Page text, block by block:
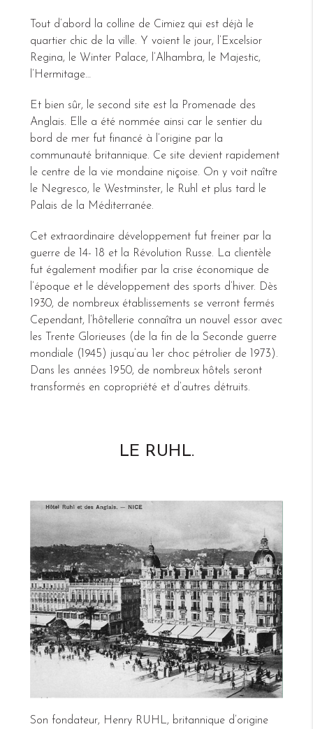
Tout d’abord la colline de Cimiez qui est déjà le
quartier chic de la ville. Y voient le jour, l’Excelsior
Regina, le Winter Palace, l’Alhambra, le Majestic,
l’Hermitage…
Et bien sûr, le second site est la Promenade des
Anglais. Elle a été nommée ainsi car le sentier du
bord de mer fut financé à l’origine par la
communauté britannique. Ce site devient rapidement
le centre de la vie mondaine niçoise. On y voit naître
le Negresco, le Westminster, le Ruhl et plus tard le
Palais de la Méditerranée.
Cet extraordinaire développement fut freiner par la
guerre de 14- 18 et la Révolution Russe. La clientèle
fut également modifier par la crise économique de
l’époque et le développement des sports d’hiver. Dès
1930, de nombreux établissements se verront fermés
Cependant, l’hôtellerie connaîtra un nouvel essor avec
les Trente Glorieuses (de la fin de la Seconde guerre
mondiale (1945) jusqu’au 1er choc pétrolier de 1973).
Dans les années 1950, de nombreux hôtels seront
transformés en copropriété et d’autres détruits.
LE RUHL.
Son fondateur, Henry RUHL, britannique d’origine